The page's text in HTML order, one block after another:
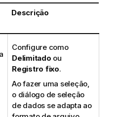
Descrição
Configure como
Delimitado ou
Registro fixo.
Ao fazer uma seleção,
o diálogo de seleção
de dados se adapta ao